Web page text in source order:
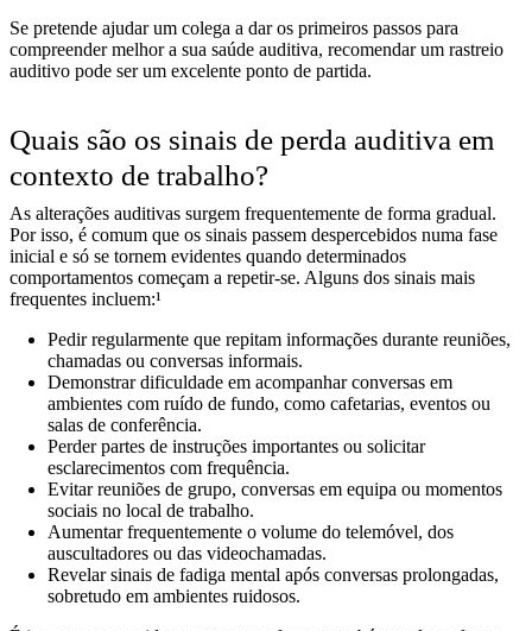
Se pretende ajudar um colega a dar os primeiros passos para
compreender melhor a sua saúde auditiva, recomendar um rastreio
auditivo pode ser um excelente ponto de partida.
Quais são os sinais de perda auditiva em
contexto de trabalho?
As alterações auditivas surgem frequentemente de forma gradual.
Por isso, é comum que os sinais passem despercebidos numa fase
inicial e só se tornem evidentes quando determinados
comportamentos começam a repetir-se. Alguns dos sinais mais
frequentes incluem:¹
Pedir regularmente que repitam informações durante reuniões,
chamadas ou conversas informais.
Demonstrar dificuldade em acompanhar conversas em
ambientes com ruído de fundo, como cafetarias, eventos ou
salas de conferência.
Perder partes de instruções importantes ou solicitar
esclarecimentos com frequência.
Evitar reuniões de grupo, conversas em equipa ou momentos
sociais no local de trabalho.
Aumentar frequentemente o volume do telemóvel, dos
auscultadores ou das videochamadas.
Revelar sinais de fadiga mental após conversas prolongadas,
sobretudo em ambientes ruidosos.